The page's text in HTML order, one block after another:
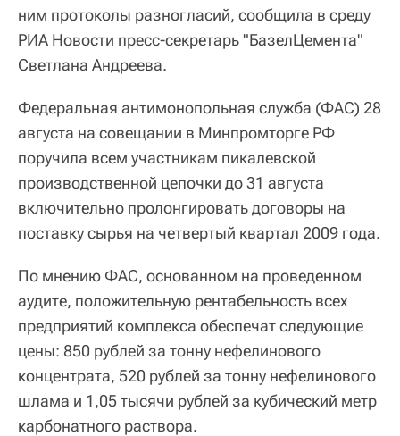
ним протоколы разногласий, сообщила в среду
РИА Новости пресс-секретарь "БазелЦемента"
Светлана Андреева.
Федеральная антимонопольная служба (ФАС) 28
августа на совещании в Минпромторге РФ
поручила всем участникам пикалевской
производственной цепочки до 31 августа
включительно пролонгировать договоры на
поставку сырья на четвертый квартал 2009 года.
По мнению ФАС, основанном на проведенном
аудите, положительную рентабельность всех
предприятий комплекса обеспечат следующие
цены: 850 рублей за тонну нефелинового
концентрата, 520 рублей за тонну нефелинового
шлама и 1,05 тысячи рублей за кубический метр
карбонатного раствора.